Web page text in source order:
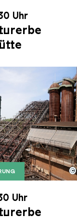
Uhr
der
©
Uhr